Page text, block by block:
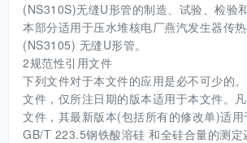
(NS310S)无缝U形管的制造、试验、检验
本部分适用于压水堆核电厂燕汽发生器传
(NS3105) 无缝U形管。
2规范性引用文件
下列文件对于本文件的应用是必不可少的
文件，仅所注日期的版本适用于本文件。
文件，其最新版本(包括所有的修改单)适用
GB/T 223.5钢铁酸溶硅 和全硅合量的测定